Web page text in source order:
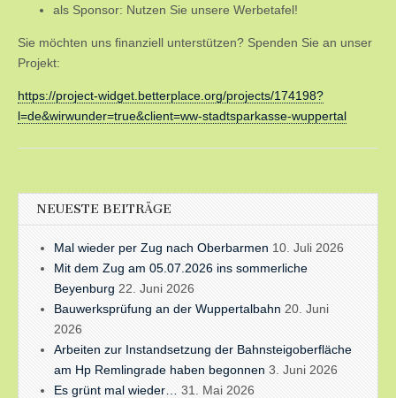
als Sponsor: Nutzen Sie unsere Werbetafel!
Sie möchten uns finanziell unterstützen? Spenden Sie an unser
Projekt:
https://project-widget.betterplace.org/projects/174198?
l=de&wirwunder=true&client=ww-stadtsparkasse-wuppertal
NEUESTE BEITRÄGE
Mal wieder per Zug nach Oberbarmen 10. Juli 2026
Mit dem Zug am 05.07.2026 ins sommerliche
Beyenburg 22. Juni 2026
Bauwerksprüfung an der Wuppertalbahn 20. Juni
2026
Arbeiten zur Instandsetzung der Bahnsteigoberfläche
am Hp Remlingrade haben begonnen 3. Juni 2026
Es grünt mal wieder…
31. Mai 2026